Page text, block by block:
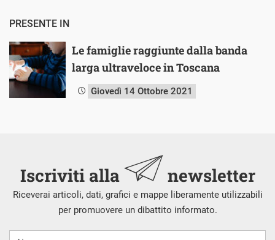
PRESENTE IN
Le famiglie raggiunte dalla banda
larga ultraveloce in Toscana
Giovedì 14 Ottobre 2021
Iscriviti alla newsletter
Riceverai articoli, dati, grafici e mappe liberamente utilizzabili
per promuovere un dibattito informato.